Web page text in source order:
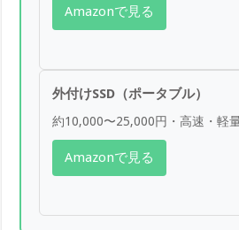
Amazonで見る
外付けSSD（ポータブル）
約10,000〜25,000円・高速・軽
Amazonで見る